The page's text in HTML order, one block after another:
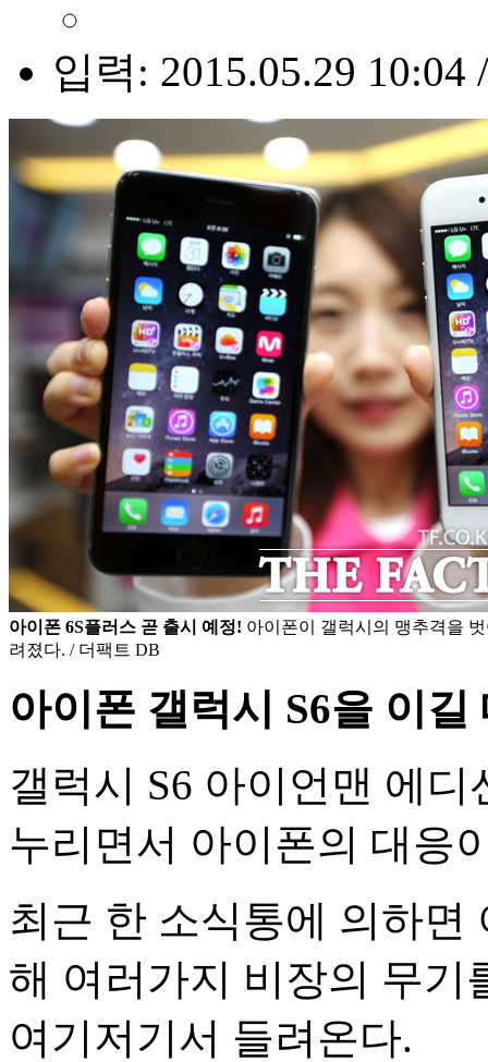
입력: 2015.05.29 10:04
아이폰 6S플러스 곧 출시 예정! 아이폰이 갤럭시의 맹추격을
려졌다. / 더팩트 DB
아이폰 갤럭시 S6을 이길
갤럭시 S6 아이언맨 에
누리면서 아이폰의 대응
최근 한 소식통에 의하면
해 여러가지 비장의 무기
여기저기서 들려온다.